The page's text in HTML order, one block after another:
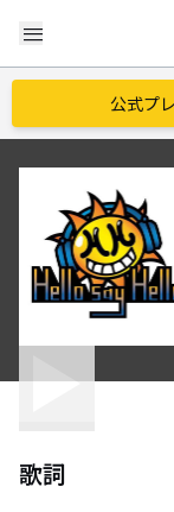
menu
公式プ
歌詞